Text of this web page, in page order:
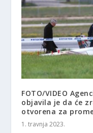
FOTO/VIDEO
objavila je da će
otvorena za
1. travnja 2023.